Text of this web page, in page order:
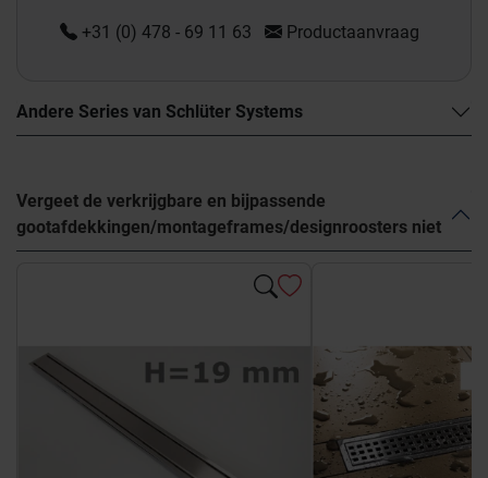
+31 (0) 478 - 69 11 63 Productaanvraag
Andere Series van Schlüter Systems
Vergeet de verkrijgbare en bijpassende
gootafdekkingen/montageframes/designroosters niet